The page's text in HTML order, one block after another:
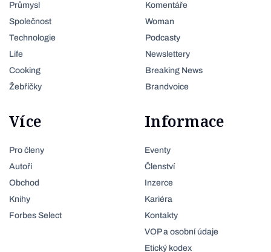
Průmysl
Společnost
Technologie
Life
Cooking
Žebříčky
Komentáře
Woman
Podcasty
Newslettery
Breaking News
Brandvoice
Více
Pro členy
Autoři
Obchod
Knihy
Forbes Select
Informace
Eventy
Členství
Inzerce
Kariéra
Kontakty
VOP a osobní údaje
Etický kodex